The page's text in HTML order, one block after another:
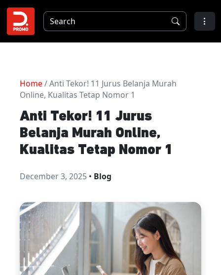
Home / Anti Tekor! 11 Jurus Belanja Murah
Online, Kualitas Tetap Nomor 1
Anti Tekor! 11 Jurus
Belanja Murah Online,
Kualitas Tetap Nomor 1
December 3, 2025 • Blog